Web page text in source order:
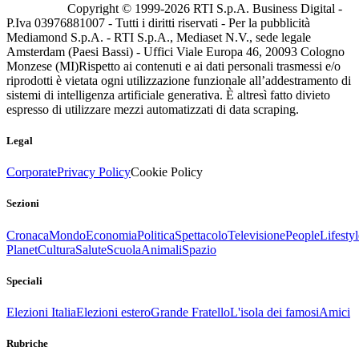
Copyright © 1999-2026 RTI S.p.A. Business Digital -
P.Iva 03976881007 - Tutti i diritti riservati - Per la pubblicità
Mediamond S.p.A. - RTI S.p.A., Mediaset N.V., sede legale
Amsterdam (Paesi Bassi) - Uffici Viale Europa 46, 20093 Cologno
Monzese (MI)Rispetto ai contenuti e ai dati personali trasmessi e/o
riprodotti è vietata ogni utilizzazione funzionale all’addestramento di
sistemi di intelligenza artificiale generativa. È altresì fatto divieto
espresso di utilizzare mezzi automatizzati di data scraping.
Legal
CorporatePrivacy PolicyCookie Policy
Sezioni
CronacaMondoEconomiaPoliticaSpettacoloTelevisionePeople
PlanetCulturaSaluteScuolaAnimaliSpazio
Speciali
Elezioni ItaliaElezioni esteroGrande FratelloL'isola dei famosiAmici
Rubriche